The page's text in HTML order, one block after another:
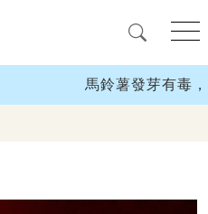
馬鈴薯發芽有毒